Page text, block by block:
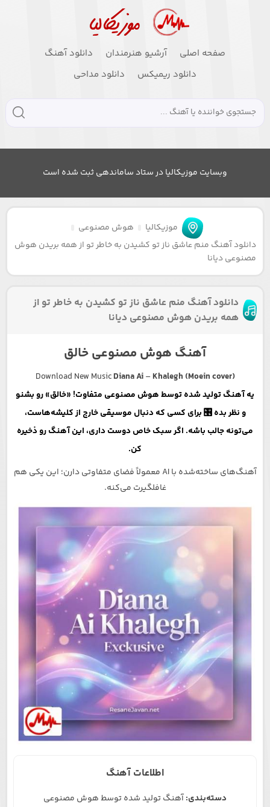
صفحه اصلی آرشیو هنرمندان
دانلود آهنگ
دانلود ریمیکس
دانلود مداحی
وبسایت موزیکالیا در ستاد ساماندهی ثبت شده است
موزیکالیا
هوش مصنوعی
دانلود آهنگ منم عاشق ناز تو کشیدن به خاطر تو از همه بریدن هوش
مصنوعی دیانا
دانلود آهنگ منم عاشق ناز تو کشیدن به خاطر تو از
همه بریدن هوش مصنوعی دیانا
آهنگ هوش مصنوعی خالق
Download New MusicDiana Ai– Khalegh (Moein cover)
یه آهنگ تولید شده توسط هوش مصنوعی متفاوت! «خالق» رو بشنو
و نظر بده 🎛️ برای کسی که دنبال موسیقی خارج از کلیشه‌هاست،
می‌تونه جالب باشه. اگر سبک خاص دوست داری، این آهنگ رو ذخیره
کن.
آهنگ‌های ساخته‌شده با AI معمولاً فضای متفاوتی دارن؛ این یکی هم
غافلگیرت می‌کنه.
اطلاعات آهنگ
دسته‌بندی:آهنگ تولید شده توسط هوش مصنوعی